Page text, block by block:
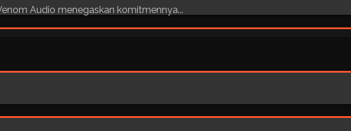
Audio menegaskan komitmennya...